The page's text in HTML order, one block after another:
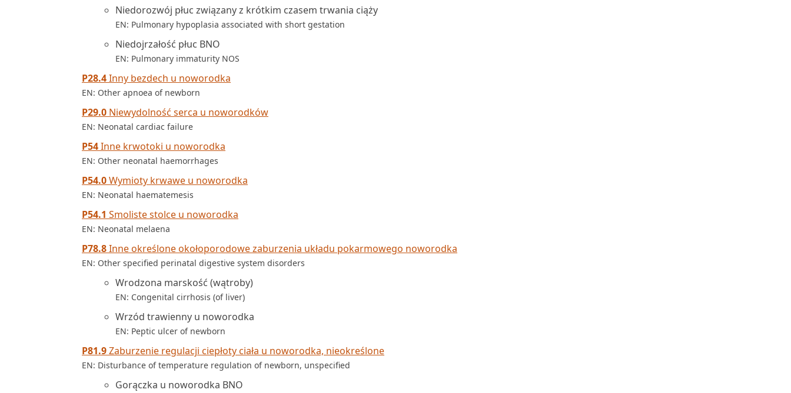
Niedorozwój płuc związany z krótkim czasem trwania ciąży
EN: Pulmonary hypoplasia associated with short gestation
Niedojrzałość płuc BNO
EN: Pulmonary immaturity NOS
P28.4Inny bezdech u noworodka
EN: Other apnoea of newborn
P29.0 Niewydolność serca u noworodków
EN: Neonatal cardiac failure
P54Inne krwotoki u noworodka
EN: Other neonatal haemorrhages
P54.0Wymioty krwawe u noworodka
EN: Neonatal haematemesis
P54.1 Smoliste stolce u noworodka
EN: Neonatal melaena
P78.8Inne określone okołoporodowe zaburzenia układu pokarmowego noworodka
EN: Other specified perinatal digestive system disorders
Wrodzona marskość (wątroby)
EN: Congenital cirrhosis (of liver)
Wrzód trawienny u noworodka
EN: Peptic ulcer of newborn
P81.9Zaburzenie regulacji ciepłoty ciała u noworodka, nieokreślone
EN: Disturbance of temperature regulation of newborn, unspecified
Gorączka u noworodka BNO